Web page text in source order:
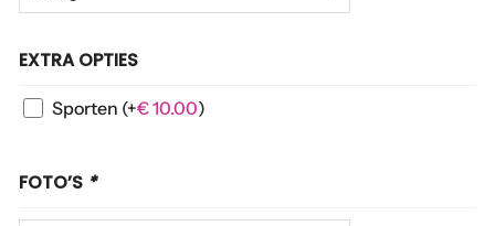
EXTRA OPTIES
Sporten (+€10.00)
FOTO’S *